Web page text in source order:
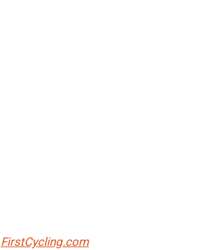
FirstCycling.com